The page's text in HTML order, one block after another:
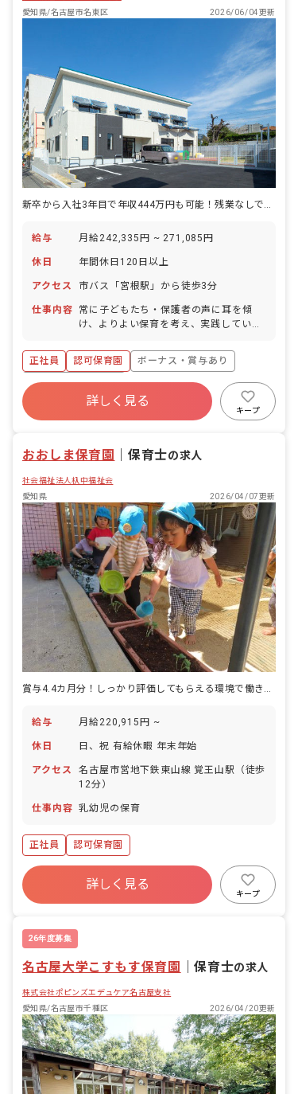
愛知県/名古屋市名東区
2026/06/04更新
新卒から入社3年目で年収444万円も可能！残業なしでプライベートも充実！
給与 月給242,335円 ~ 271,085円
休日 年間休日120日以上
アクセス 市バス「宮根駅」から徒歩3分
仕事内容
常に子どもたち・保護者の声に耳を傾
け、よりよい保育を考え、実践していく
して、クラス運営全般を担当します。 ・
保育・指導計画の立案 ・保育環境の整備
・家庭との連携など
正社員 認可保育園
ボーナス・賞与あり
年間休日120日以上
寮・住宅・家賃補助あり
社会保険完備
残業少なめ
詳しく見る
キープ
おおしま保育園 ｜保育士の求人
社会福祉法人杁中福祉会
愛知県
2026/04/07更新
賞与4.4カ月分！しっかり評価してもらえる環境で働きませんか？
給与 月給220,915円 ~
休日 日、祝 有給休暇 年末年始
アクセス
名古屋市営地下鉄東山線 覚王山駅（徒歩
12分）
仕事内容 乳幼児の保育
正社員 認可保育園
詳しく見る
キープ
26年度募集
名古屋大学こすもす保育園 ｜保育士の求人
株式会社ポピンズエデュケア名古屋支社
愛知県/名古屋市千種区
2026/04/20更新